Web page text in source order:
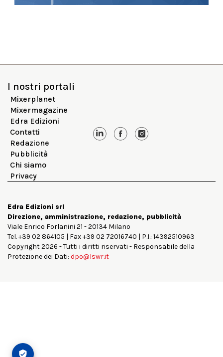
I nostri portali
Mixerplanet
Mixermagazine
Edra Edizioni
Contatti
Redazione
Pubblicità
Chi siamo
Privacy
Edra Edizioni srl
Direzione, amministrazione, redazione, pubblicità
Viale Enrico Forlanini 21 - 20134 Milano
Tel. +39 02 864105 | Fax +39 02 72016740 | P.I.: 14392510963
Copyright 2026 - Tutti i diritti riservati - Responsabile della
Protezione dei Dati: dpo@lswr.it